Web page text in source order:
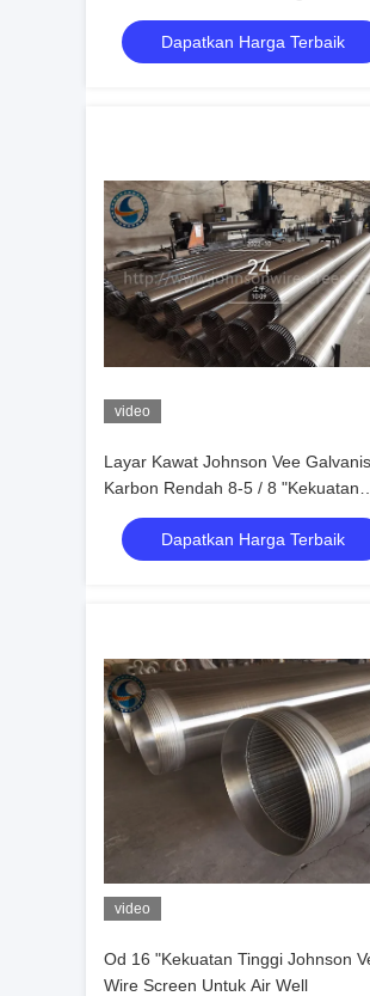
Pasir
Dapatkan Harga Terbaik
video
Layar Kawat Johnson Vee Galvanis
Karbon Rendah 8-5 / 8 "Kekuatan
Keruntuhan 100 Bar
Dapatkan Harga Terbaik
video
Od 16 "Kekuatan Tinggi Johnson
Wire Screen Untuk Air Well